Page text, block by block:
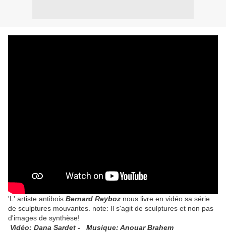
'L' artiste antibois Bernard Reyboz nous livre en vidéo sa série
de sculptures mouvantes. note: Il s'agit de sculptures et non pas
d'images de synthèse!
Vidéo: Dana Sardet - Musique: Anouar Brahem